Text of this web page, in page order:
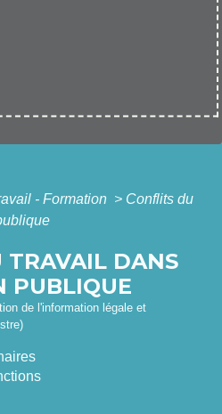
- Formation > Conflits du
TRAVAIL DANS
PUBLIQUE
de l'information légale et